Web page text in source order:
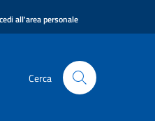
all'area personale
Cerca